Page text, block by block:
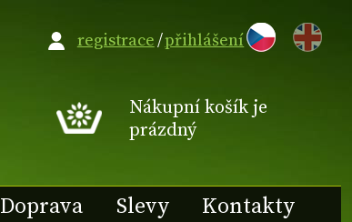
EN
Nákupní košík je
prázdný
Doprava Slevy Kontakty
registrace/přihlášení